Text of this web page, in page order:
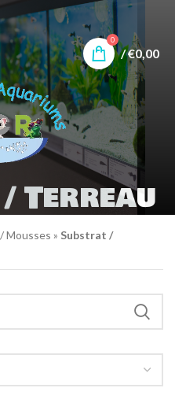
0
/€0,00
Terreau
Mousses » Substrat /